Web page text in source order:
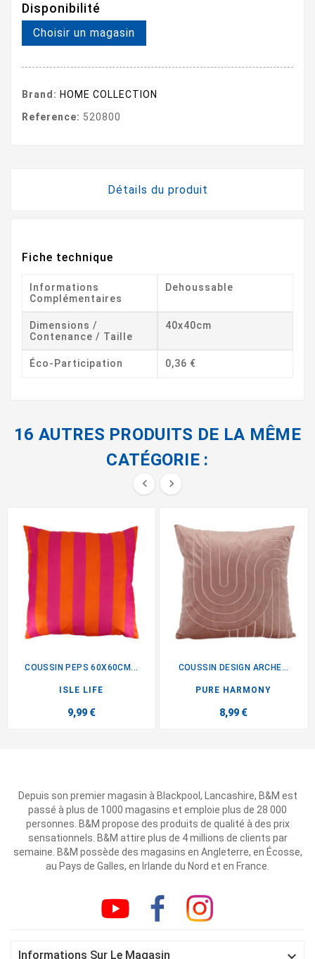
Disponibilité
Choisir un magasin
Brand: HOME COLLECTION
Reference: 520800
Détails du produit
Fiche technique
Informations
Complémentaires
Dehoussable
Dimensions /
Contenance / Taille
40x40cm
Éco-Participation 0,36 €
16 AUTRES PRODUITS DE LA MÊME
CATÉGORIE :
 
COUSSIN PEPS 60X60CM...
ISLE LIFE
9,99 €
COUSSIN DESIGN ARCHE...
PURE HARMONY
8,99 €
Depuis son premier magasin à Blackpool, Lancashire, B&M est
passé à plus de 1000 magasins et emploie plus de 28 000
personnes. B&M propose des produits de qualité à des prix
sensationnels. B&M attire plus de 4 millions de clients par
semaine. B&M possède des magasins en Angleterre, en Écosse,
au Pays de Galles, en Irlande du Nord et en France.
Informations Sur Le Magasin